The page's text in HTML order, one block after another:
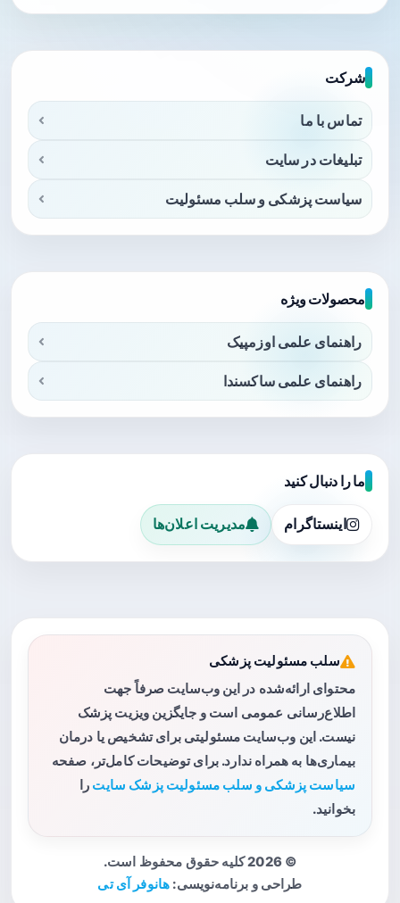
شرکت
تماس با ما
تبلیغات در سایت
سیاست پزشکی و سلب مسئولیت
محصولات ویژه
راهنمای علمی اوزمپیک
راهنمای علمی ساکسندا
ما را دنبال کنید
اینستاگرام مدیریت اعلان‌ها
سلب مسئولیت پزشکی
محتوای ارائه‌شده در این وب‌سایت صرفاً جهت
اطلاع‌رسانی عمومی است و جایگزین ویزیت پزشک
نیست. این وب‌سایت مسئولیتی برای تشخیص یا درمان
بیماری‌ها به همراه ندارد. برای توضیحات کامل‌تر، صفحه
سیاست پزشکی و سلب مسئولیت پزشک سایت را
بخوانید.
© 2026 کلیه حقوق محفوظ است.
طراحی و برنامه‌نویسی: هانوفر آی تی